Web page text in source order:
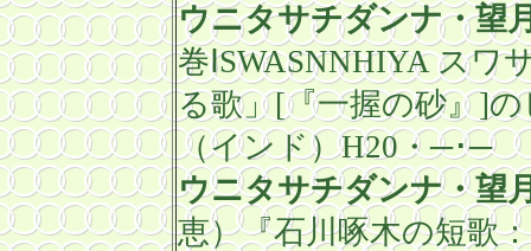
ウニタサチダンナ・望
巻ⅠSWASNNHIYAスワ
る歌」[『一握の砂』]の
（インド）H20・─･─
ウニタサチダンナ・望
恵）『石川啄木の短歌